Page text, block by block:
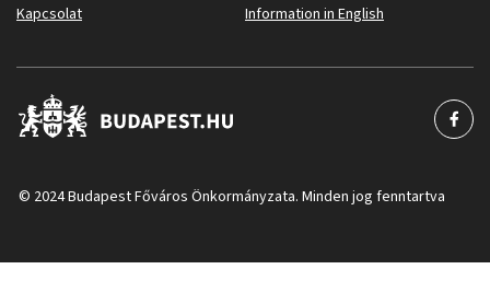
Kapcsolat Information in English
© 2024 Budapest Főváros Önkormányzata. Minden jog fenntartva